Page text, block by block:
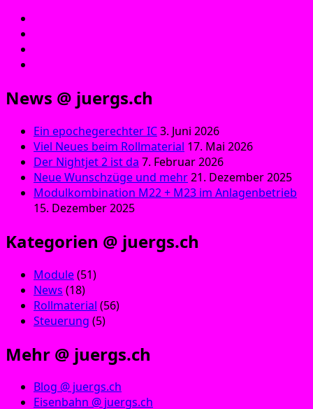
News @ juergs.ch
Ein epochegerechter IC3. Juni 2026
Viel Neues beim Rollmaterial 17. Mai 2026
Der Nightjet 2 ist da 7. Februar 2026
Neue Wunschzüge und mehr21. Dezember 2025
Modulkombination M22 + M23 im Anlagenbetrieb
15. Dezember 2025
Kategorien @ juergs.ch
Module(51)
News (18)
Rollmaterial (56)
Steuerung (5)
Mehr @ juergs.ch
Blog @ juergs.ch
Eisenbahn @ juergs.ch